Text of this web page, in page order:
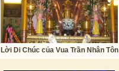
Lời Di Chúc của Vua Trần Nhân Tôn